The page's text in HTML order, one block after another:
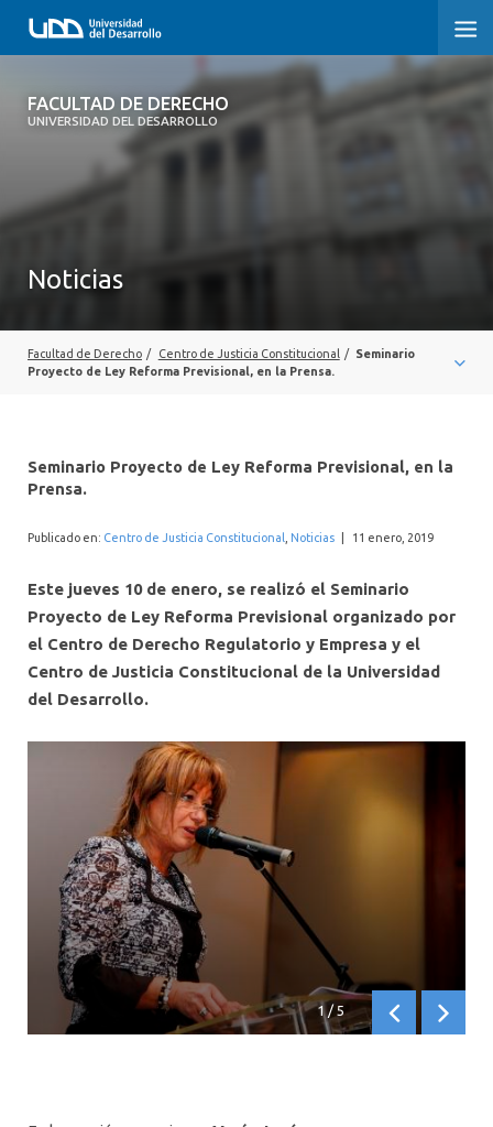
FACULTAD DE DERECHO
UNIVERSIDAD DEL DESARROLLO
FACULTAD DE DERECHO
SOBRE LA FACULTAD
PROFESORES
INTERNACIONAL
Noticias
Facultad de Derecho / Centro de Justicia Constitucional / Seminario
Proyecto de Ley Reforma Previsional, en la Prensa.
Seminario Proyecto de Ley Reforma Previsional, en la
Prensa.
Publicado en: Centro de Justicia Constitucional Noticias 11 enero, 2019
Este jueves 10 de enero, se realizó el Seminario
Proyecto de Ley Reforma Previsional organizado por
el Centro de Derecho Regulatorio y Empresa y el
Centro de Justicia Constitucional de la Universidad
del Desarrollo.
1/ 5
Anterior